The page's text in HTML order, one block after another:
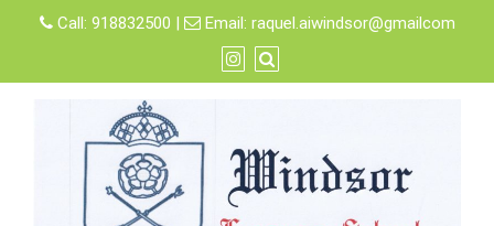
Call: 918832500 | Email: raquel.aiwindsor@gmailcom